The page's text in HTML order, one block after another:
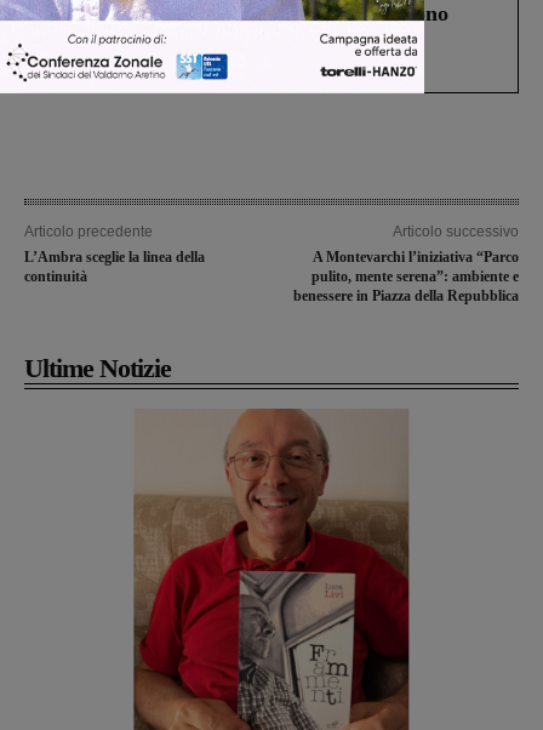
Un anno fa la strage in A1 in cui morirono
Gianni, Giulia e Franco. Lo schianto, il
processo, lo stop ai sorpassi fra tir....
Articolo precedente
L’Ambra sceglie la linea della
continuità
Articolo successivo
A Montevarchi l’iniziativa “Parco
pulito, mente serena”: ambiente e
benessere in Piazza della Repubblica
Ultime Notizie